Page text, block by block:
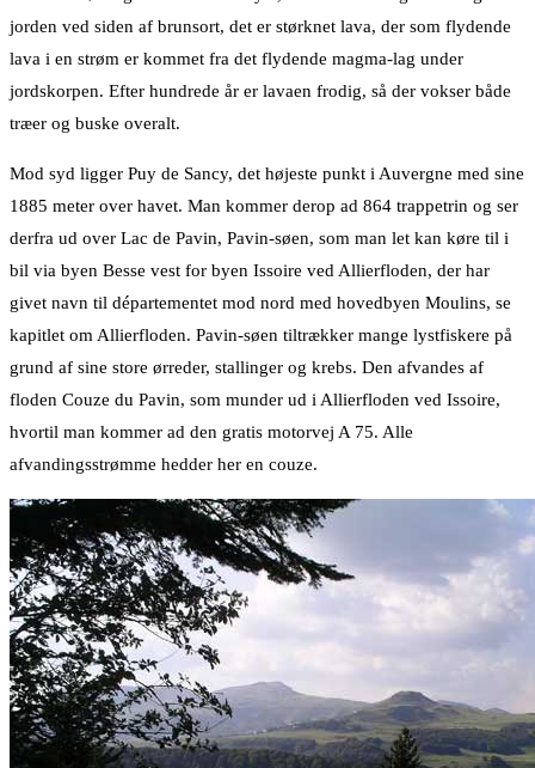
jorden ved siden af brunsort, det er størknet lava, der som flydende
lava i en strøm er kommet fra det flydende magma-lag under
jordskorpen. Efter hundrede år er lavaen frodig, så der vokser både
træer og buske overalt.
Mod syd ligger Puy de Sancy, det højeste punkt i Auvergne med sine
1885 meter over havet. Man kommer derop ad 864 trappetrin og ser
derfra ud over Lac de Pavin, Pavin-søen, som man let kan køre til i
bil via byen Besse vest for byen Issoire ved Allierfloden, der har
givet navn til départementet mod nord med hovedbyen Moulins, se
kapitlet om Allierfloden. Pavin-søen tiltrækker mange lystfiskere på
grund af sine store ørreder, stallinger og krebs. Den afvandes af
floden Couze du Pavin, som munder ud i Allierfloden ved Issoire,
hvortil man kommer ad den gratis motorvej A 75. Alle
afvandingsstrømme hedder her en couze.